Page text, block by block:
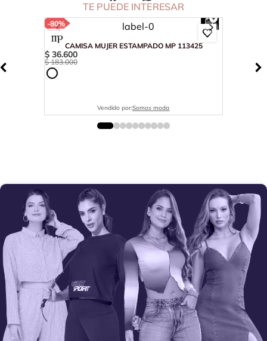
TE PUEDE INTERESAR
-80%
CAMISA MUJER ESTAMPADO MP 113425
$ 36.600
$ 183.000
Vendido por:Somos moda